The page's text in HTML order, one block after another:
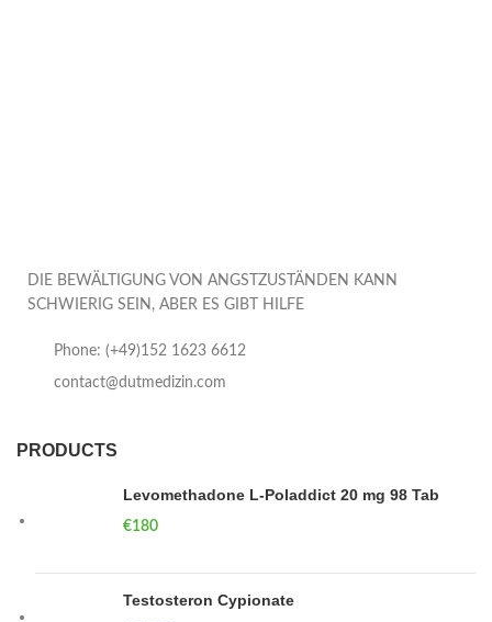
DIE BEWÄLTIGUNG VON ANGSTZUSTÄNDEN KANN
SCHWIERIG SEIN, ABER ES GIBT HILFE
Phone: (+49)152 1623 6612
contact@dutmedizin.com
PRODUCTS
Levomethadone L-Poladdict 20 mg 98 Tab
€180
Testosteron Cypionate